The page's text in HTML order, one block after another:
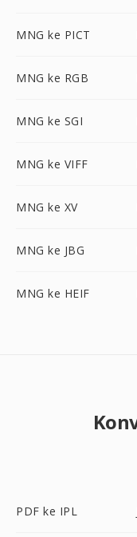
MNG ke PICT
MNG ke RGB
MNG ke SGI
MNG ke VIFF
MNG ke XV
MNG ke JBG
MNG ke HEIF
PDF ke IPL